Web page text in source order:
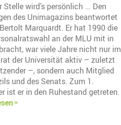
Stelle wird’s persönlich ... Den
des Unimagazins beantwortet
Marquardt. Er hat 1990 die
an der MLU mit in
war viele Jahre nicht nur im
der Universität aktiv – zuletzt
–, sondern auch Mitglied
und des Senats. Zum 1.
ist er in den Ruhestand getreten.